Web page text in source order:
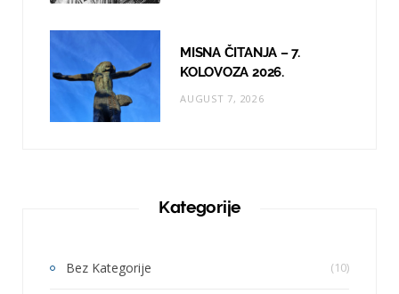
MISNA ČITANJA – 7.
KOLOVOZA 2026.
AUGUST 7, 2026
Kategorije
Bez Kategorije (10)